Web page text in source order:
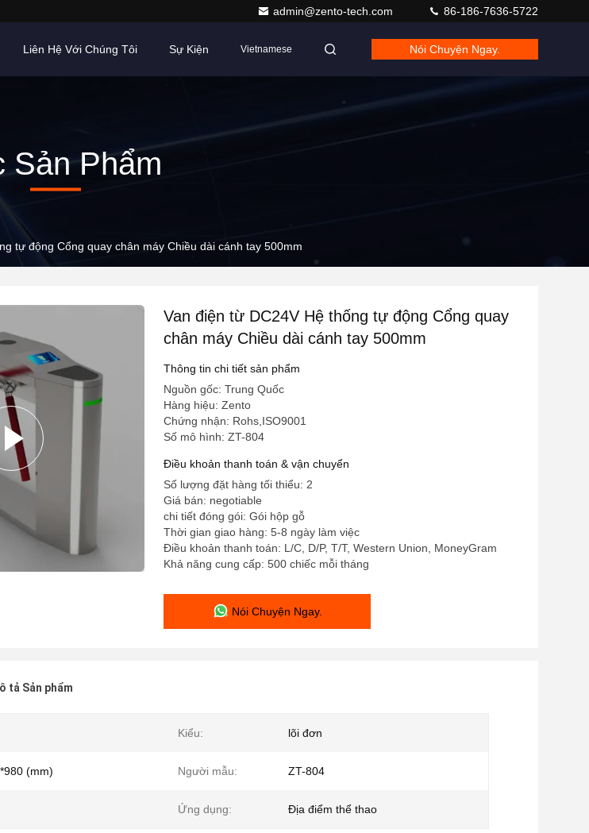
admin@zento-tech.com 86-186-7636-5722
Liên Hệ Với Chúng Tôi Sự Kiện Vietnamese Nói Chuyện Ngay.
Sản Phẩm
tự động Cổng quay chân máy Chiều dài cánh tay 500mm
Van điện từ DC24V Hệ thống tự động Cổng quay
chân máy Chiều dài cánh tay 500mm
Thông tin chi tiết sản phẩm
Nguồn gốc: Trung Quốc
Hàng hiệu: Zento
Chứng nhận: Rohs,ISO9001
Số mô hình: ZT-804
Điều khoản thanh toán & vận chuyển
Số lượng đặt hàng tối thiểu: 2
Giá bán: negotiable
chi tiết đóng gói: Gói hộp gỗ
Thời gian giao hàng: 5-8 ngày làm việc
Điều khoản thanh toán: L/C, D/P, T/T, Western Union, MoneyGram
Khả năng cung cấp: 500 chiếc mỗi tháng
Nói Chuyện Ngay.
tả Sản phẩm
Kiểu: lõi đơn
(mm) Người mẫu: ZT-804
Ứng dụng: Địa điểm thể thao